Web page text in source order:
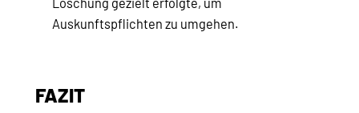
Auskunftspflichten zu umgehen.
FAZIT